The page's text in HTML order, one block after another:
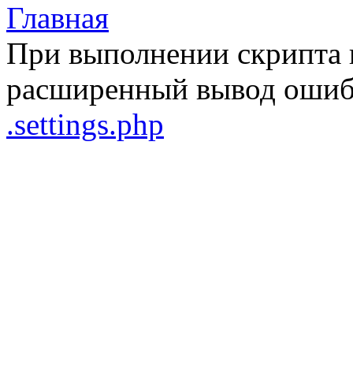
Главная
При выполнении
расширенный вывод
.settings.php